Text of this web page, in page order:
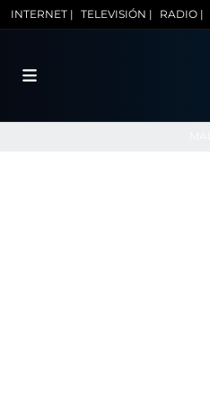
INTERNET | TELEVISIÓN | RADIO |